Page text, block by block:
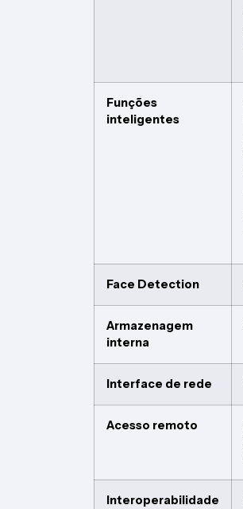
Funções
inteligentes
Face Detection
Armazenagem
interna
Interface de rede
Acesso remoto
Interoperabilidade